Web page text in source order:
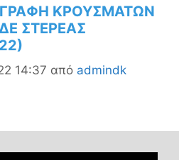
ΚΡΟΥΣΜΑΤΩΝ
ΣΤΕΡΕΑΣ
14:37 από admindk